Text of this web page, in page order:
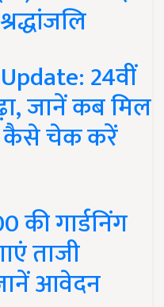
24वीं
जानें कब मिल
कैसे चेक करें
की गार्डनिंग
ताजी
आवेदन